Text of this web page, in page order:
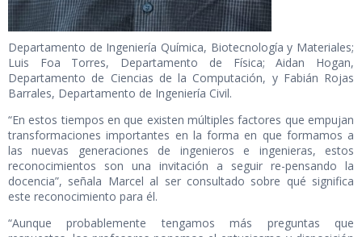
Departamento de Ingeniería Química, Biotecnología y Materiales;
Luis Foa Torres, Departamento de Física; Aidan Hogan,
Departamento de Ciencias de la Computación, y Fabián Rojas
Barrales, Departamento de Ingeniería Civil.
“En estos tiempos en que existen múltiples factores que empujan
transformaciones importantes en la forma en que formamos a
las nuevas generaciones de ingenieros e ingenieras, estos
reconocimientos son una invitación a seguir re-pensando la
docencia”, señala Marcel al ser consultado sobre qué significa
este reconocimiento para él.
“Aunque probablemente tengamos más preguntas que